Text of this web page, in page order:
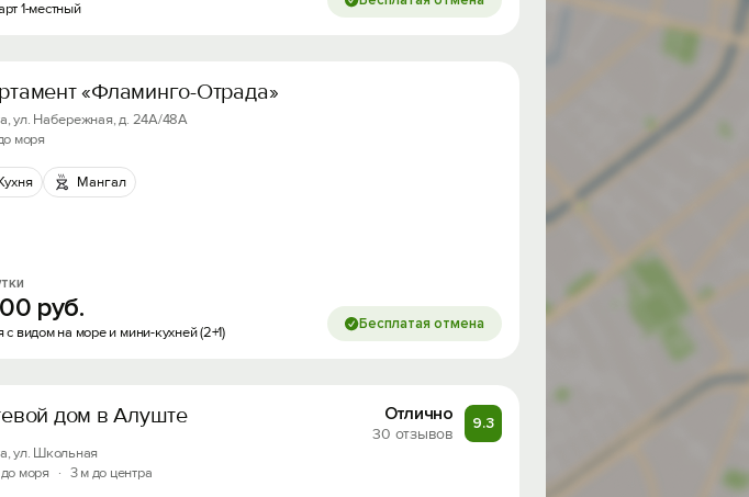
1-местный
«Фламинго-Отрада»
ул. Набережная, д. 24А/48А
моря
Мангал
руб.
с видом на море и мини-кухней (2+1) Бесплатая отмена
дом в Алуште Отлично
30 отзывов
9.3
ул. Школьная
моря
· 3 м до центра